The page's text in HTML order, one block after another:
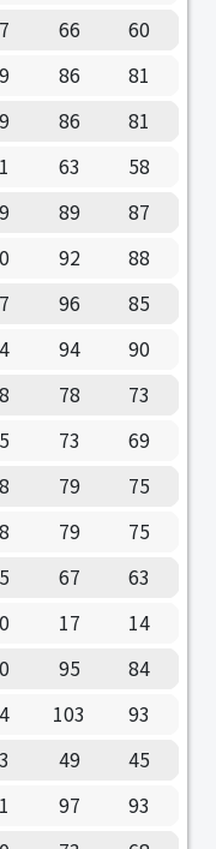
66
60
86
81
86
81
63
58
89
87
92
88
96
85
94
90
78
73
73
69
79
75
79
75
67
63
17
14
95
84
103
93
49
45
97
93